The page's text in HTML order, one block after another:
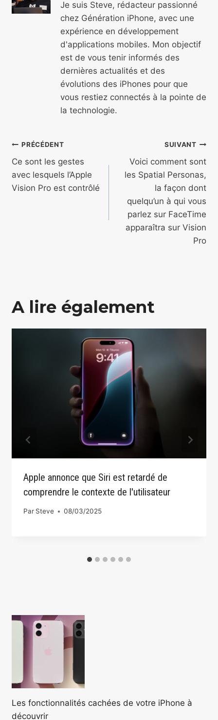
Je suis Steve, rédacteur passionné
chez Génération iPhone, avec une
expérience en développement
d'applications mobiles. Mon objectif
est de vous tenir informés des
dernières actualités et des
évolutions des iPhones pour que
vous restiez connectés à la pointe de
la technologie.
Navigation
de
l’article
PRÉCÉDENT
Ce sont les gestes
avec lesquels l’Apple
Vision Pro est contrôlé
SUIVANT
Voici comment sont
les Spatial Personas,
la façon dont
quelqu’un à qui vous
parlez sur FaceTime
apparaîtra sur Vision
Pro
A lire également
Apple annonce que Siri est retardé de
comprendre le contexte de l'utilisateur
Par Steve 08/03/2025
Les fonctionnalités cachées de votre iPhone à
découvrir